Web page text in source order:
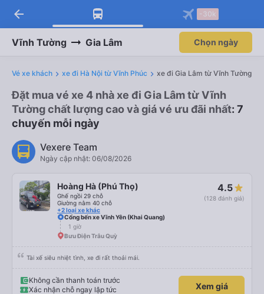
arrow_back -30k
Vĩnh Tường Gia Lâm Chọn ngày
Vé xe khách xe đi Hà Nội từ Vĩnh Phúc xe đi Gia Lâm từ Vĩnh Tường
Đặt mua vé xe 4 nhà xe đi Gia Lâm từ Vĩnh
Tường chất lượng cao và giá vé ưu đãi nhất: 7
chuyến mỗi ngày
Vexere Team
Ngày cập nhật: 06/08/2026
Hoàng Hà (Phú Thọ)
Ghế ngồi 29 chỗ
Giường nằm 40 chỗ
+2 loại xe khác
4.5
(128 đánh giá)
Cổng bến xe Vĩnh Yên (Khai Quang)
1 giờ
Bưu Điện Trâu Quỳ
Tài xế siêu nhiệt tình, xe đi rất thoải mái.
Không cần thanh toán trước
Xác nhận chỗ ngay lập tức
Xem giá